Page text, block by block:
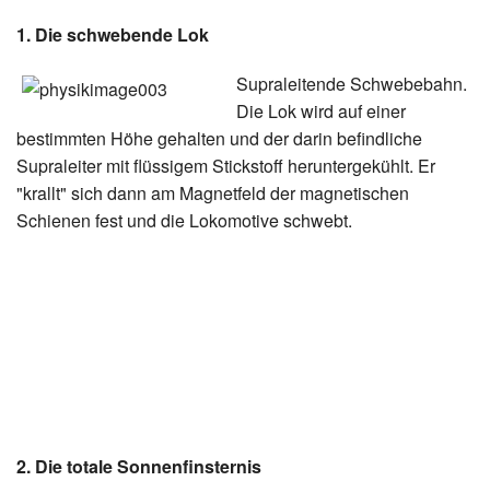
1. Die schwebende Lok
Supraleitende Schwebebahn.
Die Lok wird auf einer
bestimmten Höhe gehalten und der darin befindliche
Supraleiter mit flüssigem Stickstoff heruntergekühlt. Er
"krallt" sich dann am Magnetfeld der magnetischen
Schienen fest und die Lokomotive schwebt.
2. Die totale Sonnenfinsternis